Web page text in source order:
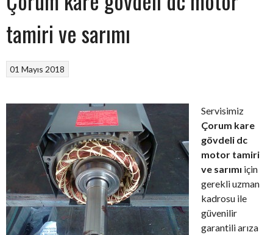
tamiri ve sarımı
01 Mayıs 2018
Servisimiz
Çorum kare
gövdeli dc
motor tamiri
ve sarımı için
gerekli uzman
kadrosu ile
güvenilir
garantili arıza